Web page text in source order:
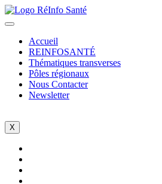
Accueil
REINFOSANTÉ
Thématiques transverses
Pôles régionaux
Nous Contacter
Newsletter
X